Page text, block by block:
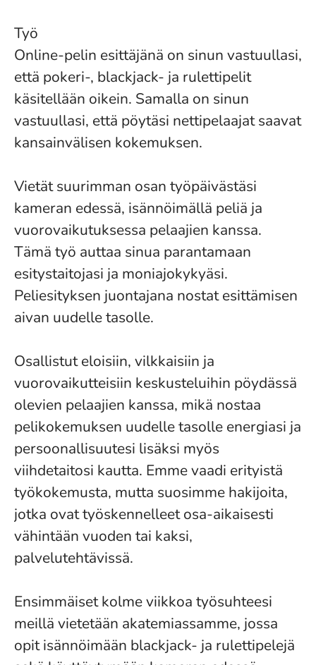
Työ
Online-pelin esittäjänä on sinun vastuullasi,
että pokeri-, blackjack- ja rulettipelit
käsitellään oikein. Samalla on sinun
vastuullasi, että pöytäsi nettipelaajat saavat
kansainvälisen kokemuksen.
Vietät suurimman osan työpäivästäsi
kameran edessä, isännöimällä peliä ja
vuorovaikutuksessa pelaajien kanssa.
Tämä työ auttaa sinua parantamaan
esitystaitojasi ja moniajokykyäsi.
Peliesityksen juontajana nostat esittämisen
aivan uudelle tasolle.
Osallistut eloisiin, vilkkaisiin ja
vuorovaikutteisiin keskusteluihin pöydässä
olevien pelaajien kanssa, mikä nostaa
pelikokemuksen uudelle tasolle energiasi ja
persoonallisuutesi lisäksi myös
viihdetaitosi kautta. Emme vaadi erityistä
työkokemusta, mutta suosimme hakijoita,
jotka ovat työskennelleet osa-aikaisesti
vähintään vuoden tai kaksi,
palvelutehtävissä.
Ensimmäiset kolme viikkoa työsuhteesi
meillä vietetään akatemiassamme, jossa
opit isännöimään blackjack- ja rulettipelejä